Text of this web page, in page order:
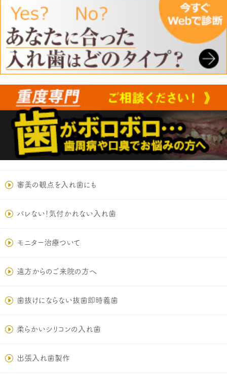
審美の観点を入れ歯にも
バレない！気付かれない入れ歯
モニター治療ついて
遠方からのご来院の方へ
歯抜けにならない抜歯即時義歯
柔らかいシリコンの入れ歯
出張入れ歯製作